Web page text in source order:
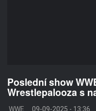
Poslední show
Wrestlepalooza s
WWE 09-09-2025 - 13:36